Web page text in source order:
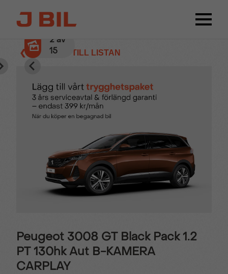
❮ TILLBAKA TILL LISTAN
2av
15
Peugeot 3008 GT Black Pack 1.2
PT 130hk Aut B-KAMERA
CARPLAY